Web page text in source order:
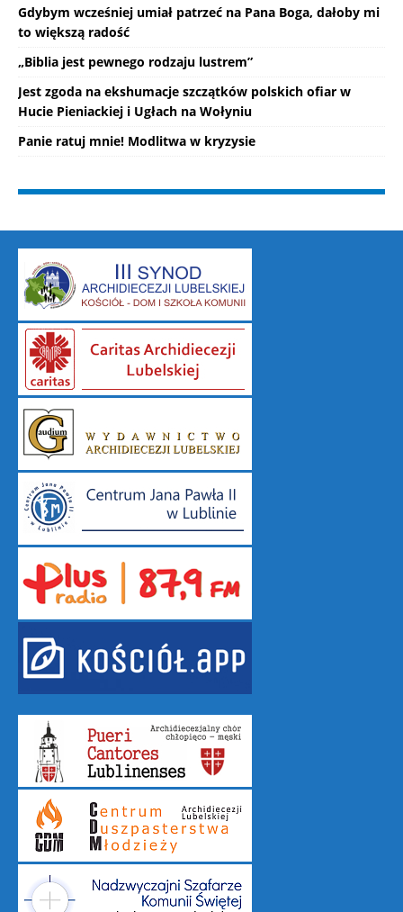
Gdybym wcześniej umiał patrzeć na Pana Boga, dałoby mi
to większą radość
„Biblia jest pewnego rodzaju lustrem”
Jest zgoda na ekshumacje szczątków polskich ofiar w
Hucie Pieniackiej i Ugłach na Wołyniu
Panie ratuj mnie! Modlitwa w kryzysie